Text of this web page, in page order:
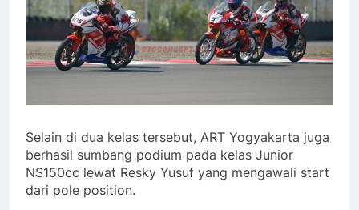
Selain di dua kelas tersebut, ART Yogyakarta juga
berhasil sumbang podium pada kelas Junior
NS150cc lewat Resky Yusuf yang mengawali start
dari pole position.